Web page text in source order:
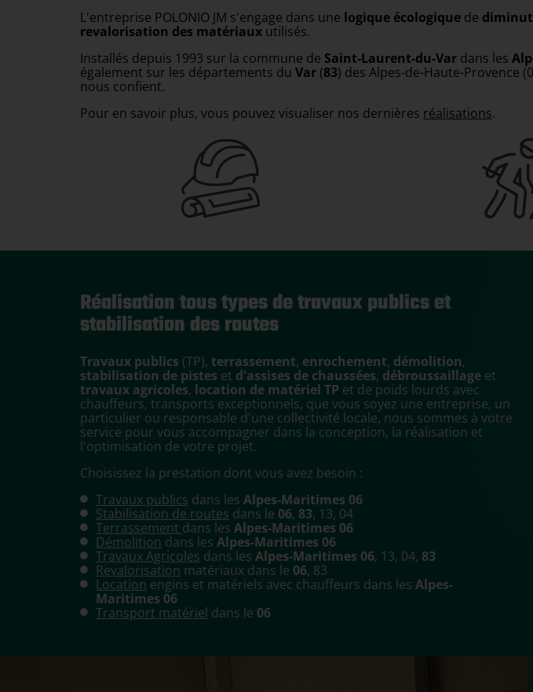
L'entreprise POLONIO JM s'engage dans une logique écologique de
revalorisation des matériaux utilisés.
Installés depuis 1993 sur la commune de Saint-Laurent-du-Var dans les
également sur les départements du Var (83) des Alpes-de-Haute-Provence
nous confient.
Pour en savoir plus, vous pouvez visualiser nos dernières réalisations.
Réalisation tous types de travaux publics et
stabilisation des routes
Travaux publics (TP), terrassement, enrochement, démolition,
stabilisation de pistes et d'assises de chaussées, débroussaillage et
travaux agricoles, location de matériel TP et de poids lourds avec
chauffeurs, transports exceptionnels, que vous soyez une entreprise, un
particulier ou responsable d'une collectivité locale, nous sommes à votre
service pour vous accompagner dans la conception, la réalisation et
l'optimisation de votre projet.
Choisissez la prestation dont vous avez besoin :
Travaux publics dans les Alpes-Maritimes 06
Stabilisation de routes dans le 06, 83, 13, 04
Terrassement dans les Alpes-Maritimes 06
Démolition dans les Alpes-Maritimes 06
Travaux Agricoles dans les Alpes-Maritimes 06, 13, 04, 83
Revalorisation matériaux dans le 06, 83
Location engins et matériels avec chauffeurs dans les Alpes-
Maritimes 06
Transport matériel dans le 06